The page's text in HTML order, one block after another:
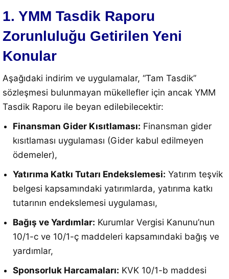
1. YMM Tasdik Raporu
Zorunluluğu Getirilen Yeni
Konular
Aşağıdaki indirim ve uygulamalar, “Tam Tasdik”
sözleşmesi bulunmayan mükellefler için ancak YMM
Tasdik Raporu ile beyan edilebilecektir:
Finansman Gider Kısıtlaması: Finansman gider
kısıtlaması uygulaması (Gider kabul edilmeyen
ödemeler),
Yatırıma Katkı Tutarı Endekslemesi: Yatırım teşvik
belgesi kapsamındaki yatırımlarda, yatırıma katkı
tutarının endekslemesi uygulaması,
Bağış ve Yardımlar: Kurumlar Vergisi Kanunu’nun
10/1-c ve 10/1-ç maddeleri kapsamındaki bağış ve
yardımlar,
Sponsorluk Harcamaları: KVK 10/1-b maddesi